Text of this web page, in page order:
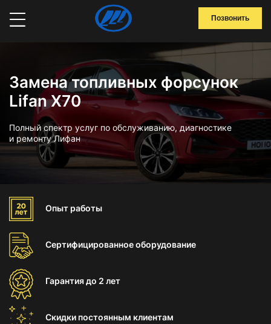
Позвонить
Замена топливных форсунок
Lifan X70
Полный спектр услуг по обслуживанию, диагностике
и ремонту Лифан
Опыт работы
Сертифицированноеоборудование
Гарантиядо 2 лет
Скидки постоянным клиентам